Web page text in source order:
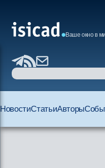
Ваше окно в
НовостиСтатьиАвторы